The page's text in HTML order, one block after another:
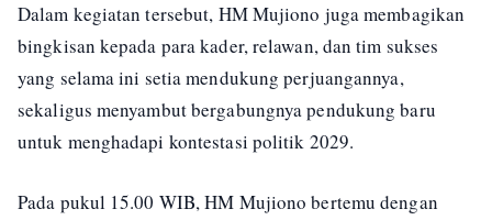
Dalam kegiatan tersebut, HM Mujiono juga membagikan
bingkisan kepada para kader, relawan, dan tim sukses
yang selama ini setia mendukung perjuangannya,
sekaligus menyambut bergabungnya pendukung baru
untuk menghadapi kontestasi politik 2029.
Pada pukul 15.00 WIB, HM Mujiono bertemu dengan